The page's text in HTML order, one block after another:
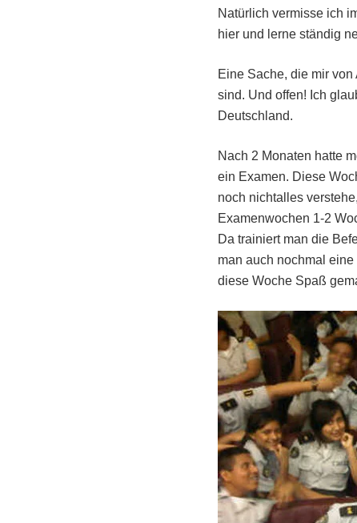
Natürlich vermisse ich
hier und lerne ständig
Eine Sache, die mir
sind. Und offen! Ich
Deutschland.
Nach 2 Monaten hatte
ein Examen. Diese
noch nichtalles
Examenwochen 1-2
Da trainiert man die
man auch nochmal
diese Woche Spaß